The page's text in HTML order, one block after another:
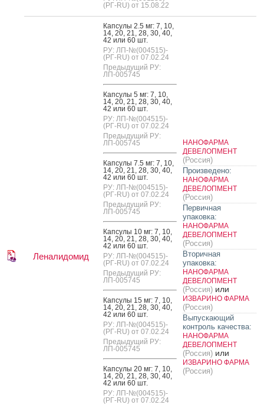
(РГ-RU) от 15.08.22
Леналидомид
Кап­су­лы 2.5 мг: 7, 10,
14, 20, 21, 28, 30, 40,
42 или 60 шт.
РУ: ЛП-№(004515)-
(РГ-RU) от 07.02.24
Предыдущий РУ:
ЛП-005745
Кап­су­лы 5 мг: 7, 10,
14, 20, 21, 28, 30, 40,
42 или 60 шт.
РУ: ЛП-№(004515)-
(РГ-RU) от 07.02.24
Предыдущий РУ:
ЛП-005745
Кап­су­лы 7.5 мг: 7, 10,
14, 20, 21, 28, 30, 40,
42 или 60 шт.
РУ: ЛП-№(004515)-
(РГ-RU) от 07.02.24
Предыдущий РУ:
ЛП-005745
Кап­су­лы 10 мг: 7, 10,
14, 20, 21, 28, 30, 40,
42 или 60 шт.
РУ: ЛП-№(004515)-
(РГ-RU) от 07.02.24
Предыдущий РУ:
ЛП-005745
Кап­су­лы 15 мг: 7, 10,
14, 20, 21, 28, 30, 40,
42 или 60 шт.
РУ: ЛП-№(004515)-
(РГ-RU) от 07.02.24
Предыдущий РУ:
ЛП-005745
Кап­су­лы 20 мг: 7, 10,
14, 20, 21, 28, 30, 40,
42 или 60 шт.
РУ: ЛП-№(004515)-
(РГ-RU) от 07.02.24
НАНОФАРМА
ДЕВЕЛОПМЕНТ
(Россия)
Произведено:
НАНОФАРМА
ДЕВЕЛОПМЕНТ
(Россия)
Первичная
упаковка:
НАНОФАРМА
ДЕВЕЛОПМЕНТ
(Россия)
Вторичная
упаковка:
НАНОФАРМА
ДЕВЕЛОПМЕНТ
(Россия) или
ИЗВАРИНО ФАРМА
(Россия)
Выпускающий
контроль качества:
НАНОФАРМА
ДЕВЕЛОПМЕНТ
(Россия) или
ИЗВАРИНО ФАРМА
(Россия)